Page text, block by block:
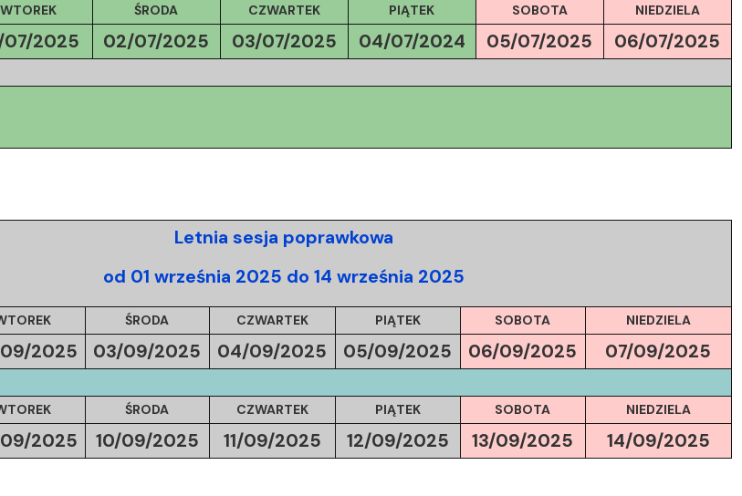
WTOREK ŚRODA CZWARTEK PIĄTEK SOBOTA NIEDZIELA
07/2025 02/07/2025 03/07/2025 04/07/2024 05/07/2025 06/07/2025
Letnia sesja poprawkowa
od 01 września 2025 do 14 września 2025
ŚRODA CZWARTEK PIĄTEK SOBOTA NIEDZIELA
2025 03/09/2025 04/09/2025 05/09/2025 06/09/2025 07/09/2025
ŚRODA CZWARTEK PIĄTEK SOBOTA NIEDZIELA
2025 10/09/2025 11/09/2025 12/09/2025 13/09/2025 14/09/2025